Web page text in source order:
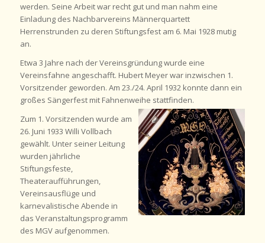
werden. Seine Arbeit war recht gut und man nahm eine
Einladung des Nachbarvereins Männerquartett
Herrenstrunden zu deren Stiftungsfest am 6. Mai 1928 mutig
an.
Etwa 3 Jahre nach der Vereinsgründung wurde eine
Vereinsfahne angeschafft. Hubert Meyer war inzwischen 1.
Vorsitzender geworden. Am 23./24. April 1932 konnte dann ein
großes Sängerfest mit Fahnenweihe stattfinden.
Zum 1. Vorsitzenden wurde am
26. Juni 1933 Willi Vollbach
gewählt. Unter seiner Leitung
wurden jährliche
Stiftungsfeste,
Theateraufführungen,
Vereinsausflüge und
karnevalistische Abende in
das Veranstaltungsprogramm
des MGV aufgenommen.